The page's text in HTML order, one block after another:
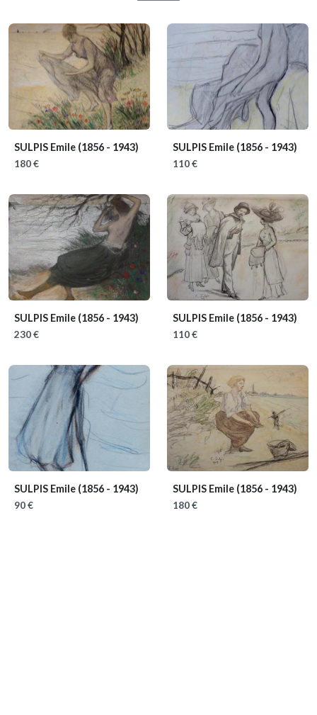
SULPIS Emile (1856 - 1943)
180 €
SULPIS Emile (1856 - 1943)
110 €
SULPIS Emile (1856 - 1943)
230 €
SULPIS Emile (1856 - 1943)
110 €
SULPIS Emile (1856 - 1943)
90 €
SULPIS Emile (1856 - 1943)
180 €